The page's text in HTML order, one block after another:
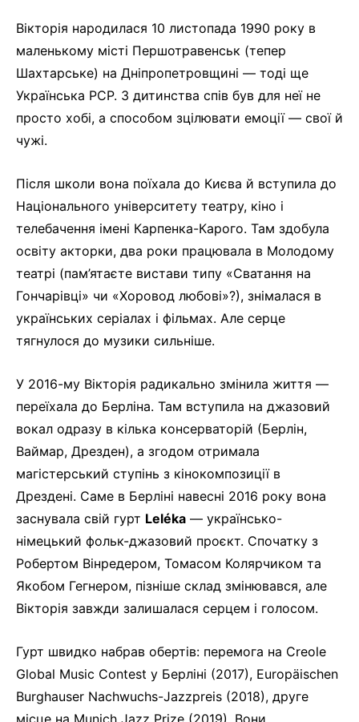
Вікторія народилася 10 листопада 1990 року в
маленькому місті Першотравенськ (тепер
Шахтарське) на Дніпропетровщині — тоді ще
Українська РСР. З дитинства спів був для неї не
просто хобі, а способом зцілювати емоції — свої й
чужі.
Після школи вона поїхала до Києва й вступила до
Національного університету театру, кіно і
телебачення імені Карпенка-Карого. Там здобула
освіту акторки, два роки працювала в Молодому
театрі (пам’ятаєте вистави типу «Сватання на
Гончарівці» чи «Хоровод любові»?), знімалася в
українських серіалах і фільмах. Але серце
тягнулося до музики сильніше.
У 2016-му Вікторія радикально змінила життя —
переїхала до Берліна. Там вступила на джазовий
вокал одразу в кілька консерваторій (Берлін,
Ваймар, Дрезден), а згодом отримала
магістерський ступінь з кінокомпозиції в
Дрездені. Саме в Берліні навесні 2016 року вона
заснувала свій гурт Leléka — українсько-
німецький фольк-джазовий проєкт. Спочатку з
Робертом Вінредером, Томасом Колярчиком та
Якобом Гегнером, пізніше склад змінювався, але
Вікторія завжди залишалася серцем і голосом.
Гурт швидко набрав обертів: перемога на Creole
Global Music Contest у Берліні (2017), Europäischen
Burghauser Nachwuchs-Jazzpreis (2018), друге